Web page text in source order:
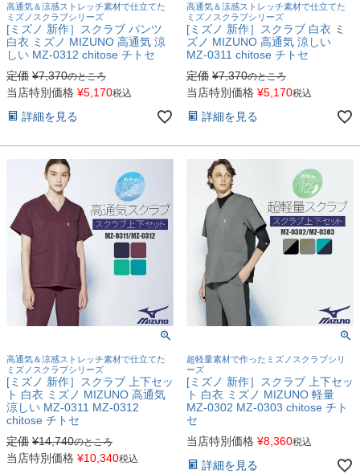
高通気＆涼感ストレッチ素材で仕立てた
ミズノスクラブシリーズ
[ミズノ 新作］スクラブ パンツ
白衣 ミズノ MIZUNO 高通気 涼
しい MZ-0312 chitose チトセ
定価 ¥7,370のところ
当店特別価格 ¥5,170税込
詳細を見る
高通気＆涼感ストレッチ素材で仕立てた
ミズノスクラブシリーズ
[ミズノ 新作］スクラブ 白衣 ミ
ズノ MIZUNO 高通気 涼しい
MZ-0311 chitose チトセ
定価 ¥7,370のところ
当店特別価格 ¥5,170税込
詳細を見る
高通気＆涼感ストレッチ素材で仕立てた
ミズノスクラブシリーズ
[ミズノ 新作］スクラブ 上下セッ
ト 白衣 ミズノ MIZUNO 高通気
涼しい MZ-0311 MZ-0312
chitose チトセ
定価 ¥14,740のところ
当店特別価格 ¥10,340税込
超軽量素材で作ったミズノスクラブシリ
ーズ
[ミズノ 新作］スクラブ 上下セッ
ト 白衣 ミズノ MIZUNO 軽量
MZ-0302 MZ-0303 chitose チト
セ
当店特別価格 ¥8,360税込
詳細を見る